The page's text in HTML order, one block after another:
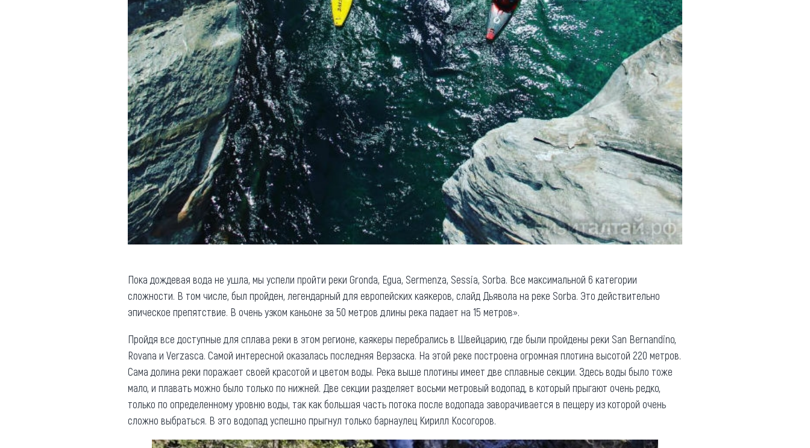
Пока дождевая вода не ушла, мы успели пройти реки Gronda, Egua, Sermenza, Sessia, Sorba. Все максимальной 6 категории
сложности. В том числе, был пройден, легендарный для европейских каякеров, слайд Дьявола на реке Sorba. Это действительно
эпическое препятствие. В очень узком каньоне за 50 метров длины река падает на 15 метров».
Пройдя все доступные для сплава реки в этом регионе, каякеры перебрались в Швейцарию, где были пройдены реки San Bernandino,
Rovana и Verzasca. Самой интересной оказалась последняя Верзаска. На этой реке построена огромная плотина высотой 220 метров.
Сама долина реки поражает своей красотой и цветом воды. Река выше плотины имеет две сплавные секции. Здесь воды было тоже
мало, и плавать можно было только по нижней. Две секции разделяет восьми метровый водопад, в который прыгают очень редко,
только по определенному уровню воды, так как большая часть потока после водопада заворачивается в пещеру из которой очень
сложно выбраться. В это водопад успешно прыгнул только барнаулец Кирилл Косогоров.